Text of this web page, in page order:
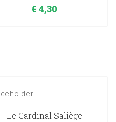
€4,30
Le Cardinal Saliège